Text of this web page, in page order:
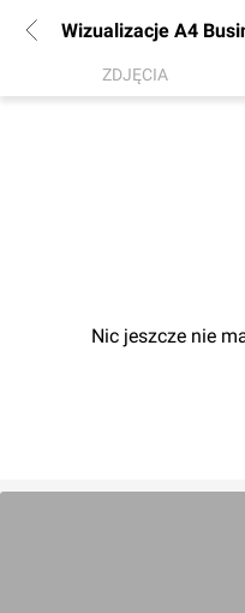
Wizualizacje A4
ZDJĘCIA
Nic jeszcze nie